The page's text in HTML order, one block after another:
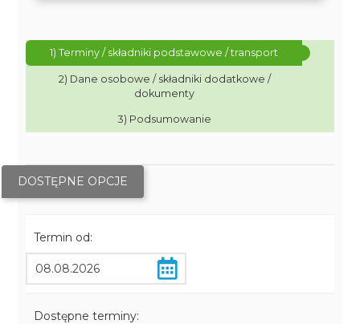
1) Terminy / składniki podstawowe / transport
2) Dane osobowe / składniki dodatkowe /
dokumenty
3) Podsumowanie
DOSTĘPNE OPCJE
Termin od:
Dostępne terminy: